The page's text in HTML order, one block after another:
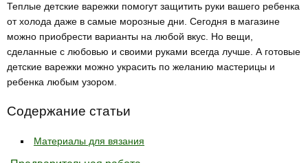
Теплые детские варежки помогут защитить руки вашего ребенка
от холода даже в самые морозные дни. Сегодня в магазине
можно приобрести варианты на любой вкус. Но вещи,
сделанные с любовью и своими руками всегда лучше. А готовые
детские варежки можно украсить по желанию мастерицы и
ребенка любым узором.
Содержание статьи
Материалы для вязания